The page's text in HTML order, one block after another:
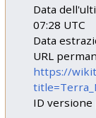
Data
07:28 UTC
Data
URL
https://
ID versione